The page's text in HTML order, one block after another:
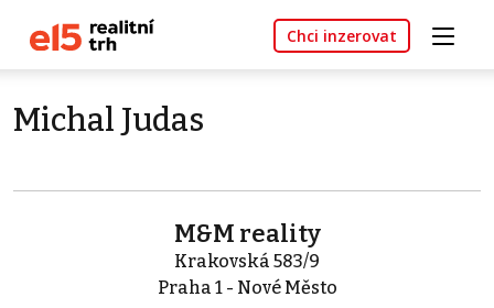
Chci inzerovat
Michal Judas
M&M reality
Krakovská 583/9
Praha 1 - Nové Město